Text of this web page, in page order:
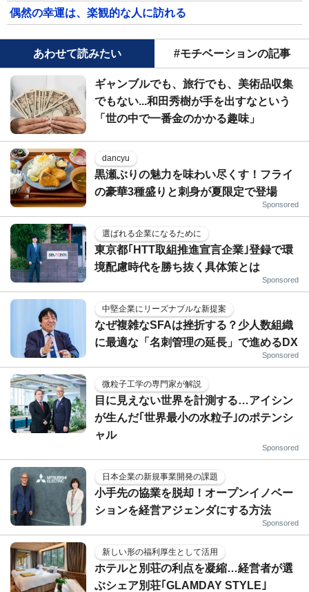
偶然の幸運は、楽観的な人に訪れる
あわせて読みたい #モチベーションの記事
ギャンブルでも、旅行でも、美術品収集
でもない...和田秀樹が手を出すなという
「世の中で一番金のかかる趣味」
dancyu
黒瀬ぶりの魅力を味わい尽くす！フライ
の豪華3種盛りと刺身が夏限定で登場
Sponsored
選ばれる企業になるために
東京都｢HTT取組推進宣言企業｣登録で環
境配慮時代を勝ち抜く具体策とは
Sponsored
中堅企業にリーズナブルな新提案
なぜ複雑なSFAは挫折する？少人数組織
に最適な「名刺管理の延長」で進めるDX
Sponsored
微粒子工学の専門家が解説
目に見えない世界を計測する…アイシン
が生んだ｢世界最小の水粒子｣のポテンシ
ャル
Sponsored
日本企業の新規事業開発の課題
小手先の協業を脱却！オープンイノベー
ションを経営アジェンダにする方法
Sponsored
新しい形の福利厚生として活用
ホテルと別荘の利点を凝縮…経営者が選
ぶシェア別荘｢GLAMDAY STYLE｣